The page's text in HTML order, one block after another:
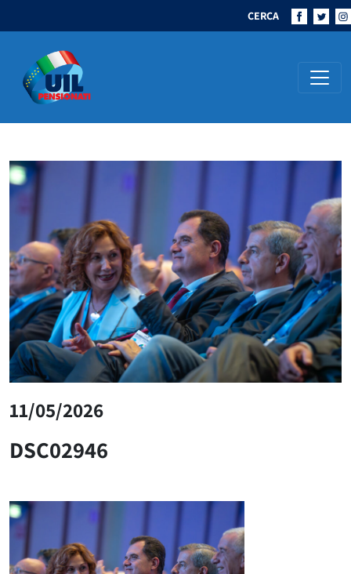
CERCA
Navigazione principale
11/05/2026
DSC02946